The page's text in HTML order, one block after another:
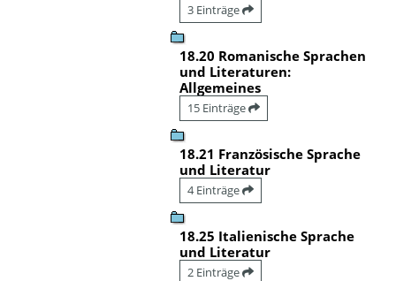
3 Einträge
18.20 Romanische Sprachen
und Literaturen:
Allgemeines
15 Einträge
18.21 Französische Sprache
und Literatur
4 Einträge
18.25 Italienische Sprache
und Literatur
2 Einträge